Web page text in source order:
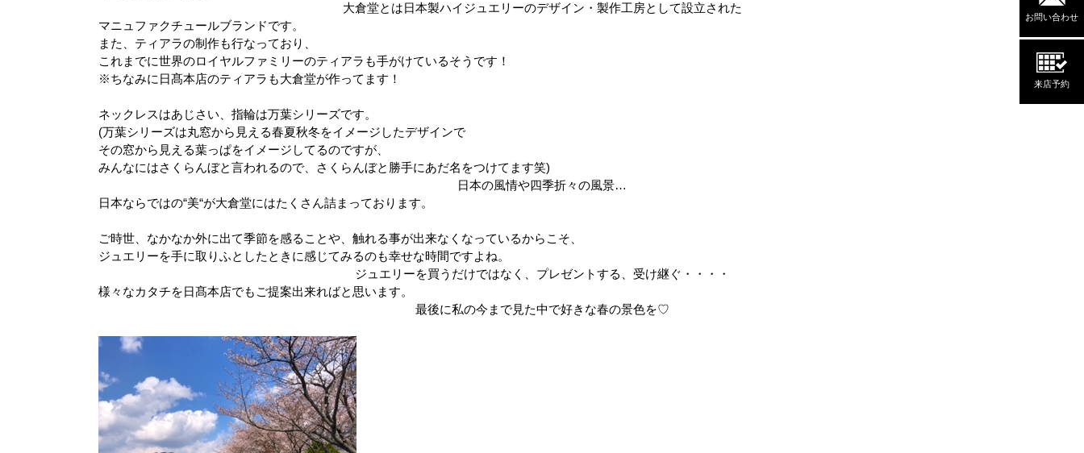
お問い合わせ
来店予約
大倉堂とは日本製ハイジュエリーのデザイン・製作工房として設立された
マニュファクチュールブランドです。
また、ティアラの制作も行なっており、
これまでに世界のロイヤルファミリーのティアラも手がけているそうです！
※ちなみに日髙本店のティアラも大倉堂が作ってます！
ネックレスはあじさい、 指輪は万葉シリーズです。
(万葉シリーズは丸窓から見える春夏秋冬をイメージしたデザインで
その窓から見える葉っぱをイメージしてるのですが、
みんなにはさくらんぼと言われるので、さくらんぼと勝手にあだ名をつけてます笑)
日本の風情や四季折々の風景…
日本ならではの“美“が大倉堂にはたくさん詰まっております。
ご時世、なかなか外に出て季節を感ることや、触れる事が出来なくなっているからこそ、
ジュエリーを手に取りふとしたときに感じてみるのも幸せな時間ですよね。
ジュエリーを買うだけではなく、プレゼントする
受け継ぐ・・・・
様々なカタチを日髙本店でもご提案出来ればと思います。
最後に私の今まで見た中で好きな春の景色を♡